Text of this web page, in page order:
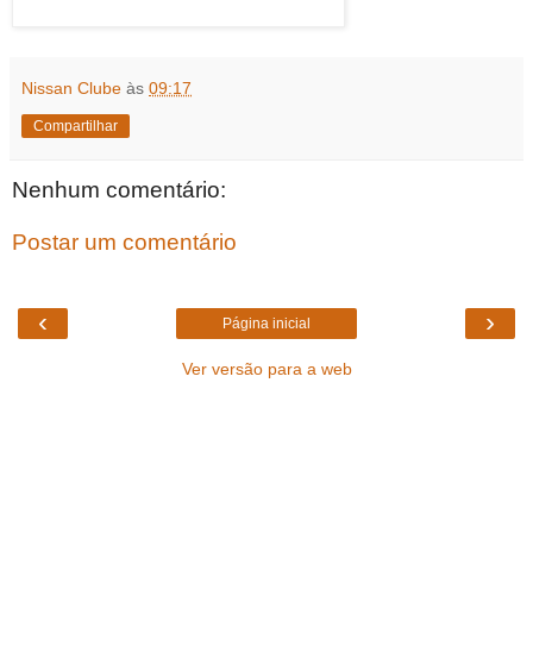
Nissan Clube às 09:17
Compartilhar
Nenhum comentário:
Postar um comentário
‹ ›
Página inicial
Ver versão para a web